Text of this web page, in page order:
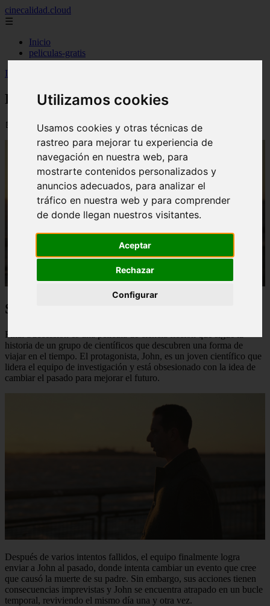
Utilizamos cookies
Usamos cookies y otras técnicas de
rastreo para mejorar tu experiencia de
navegación en nuestra web, para
mostrarte contenidos personalizados y
anuncios adecuados, para analizar el
tráfico en nuestra web y para comprender
de donde llegan nuestros visitantes.
Aceptar
Rechazar
Configurar
cinecalidad.cloud
☰
Inicio
peliculas-gratis
Inicio
Final Succession Explicado
📅 13/02/2026
Sinopsis de la Película:
Final Succession es una película de ciencia ficción que sigue la
historia de un grupo de científicos que descubren una forma de
viajar en el tiempo. El protagonista, John, es un joven científico que
lidera el equipo de investigación y está obsesionado con la idea de
cambiar el pasado para mejorar el futuro.
Después de varios intentos fallidos, el equipo finalmente logra
enviar a John al pasado, donde intenta cambiar un evento que cree
que causó la muerte de su padre. Sin embargo, sus acciones tienen
consecuencias imprevistas y John se encuentra atrapado en un bucle
temporal, reviviendo el mismo día una y otra vez.